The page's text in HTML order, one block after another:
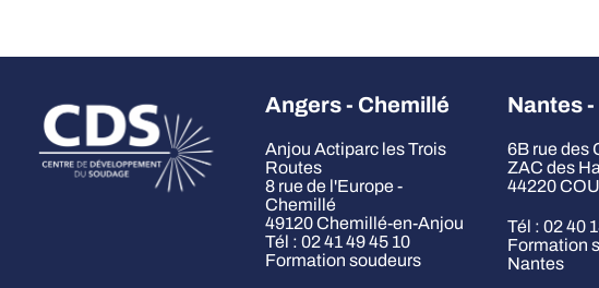
Angers - Chemillé
Anjou Actiparc les Trois
Routes
8 rue de l'Europe -
Chemillé
49120 Chemillé-en-Anjou
Tél : 02 41 49 45 10
Formation soudeurs
Nantes
6B rue des
ZAC des
44220
Tél : 02 40
Formation
Nantes